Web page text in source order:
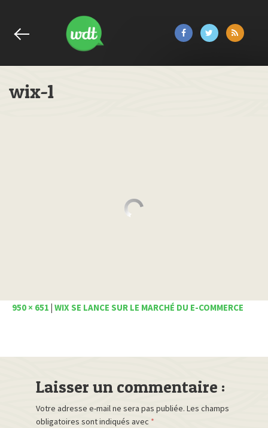
wix-1
950 × 651 WIX SE LANCE SUR LE MARCHÉ DU E-COMMERCE
Laisser un commentaire :
Votre adresse e-mail ne sera pas publiée. Les champs
obligatoires sont indiqués avec *